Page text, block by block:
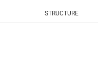
STRUCTURE